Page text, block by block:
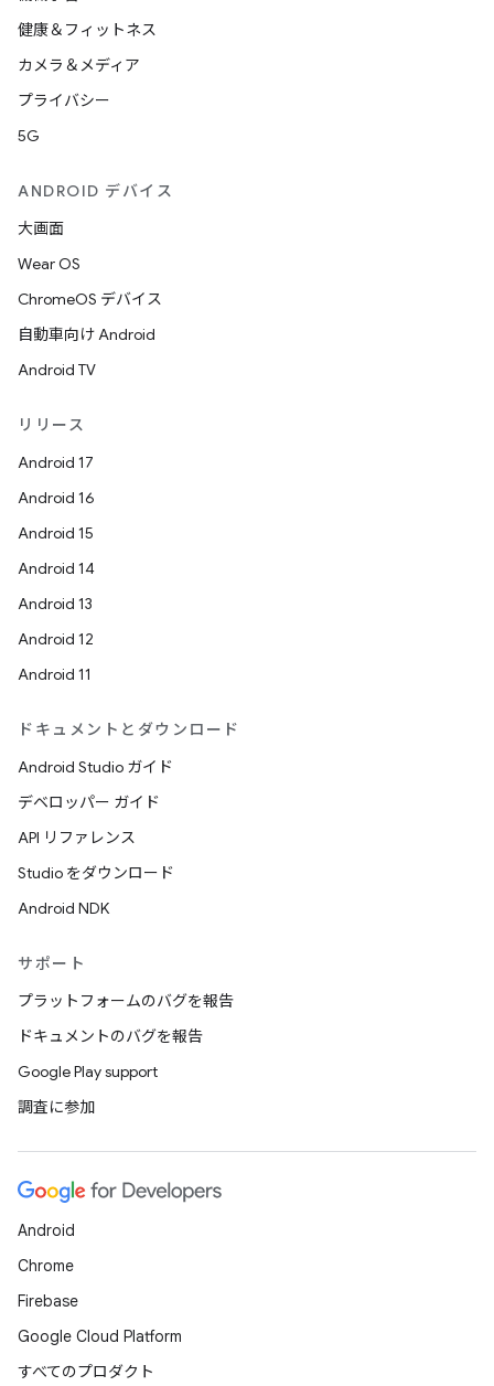
健康＆フィットネス
カメラ＆メディア
プライバシー
5G
ANDROID デバイス
大画面
Wear OS
ChromeOS デバイス
自動車向け Android
Android TV
リリース
Android 17
Android 16
Android 15
Android 14
Android 13
Android 12
Android 11
ドキュメントとダウンロード
Android Studio ガイド
デベロッパー ガイド
API リファレンス
Studio をダウンロード
Android NDK
サポート
プラットフォームのバグを報告
ドキュメントのバグを報告
Google Play support
調査に参加
Android
Chrome
Firebase
Google Cloud Platform
すべてのプロダクト